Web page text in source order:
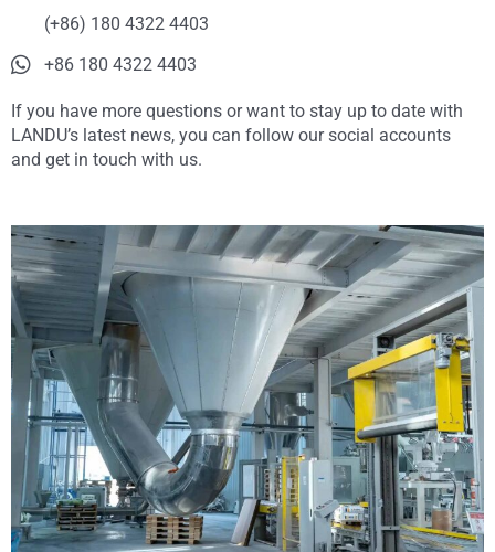
(+86) 180 4322 4403
+86 180 4322 4403
If you have more questions or want to stay up to date with
LANDU’s latest news, you can follow our social accounts
and get in touch with us.